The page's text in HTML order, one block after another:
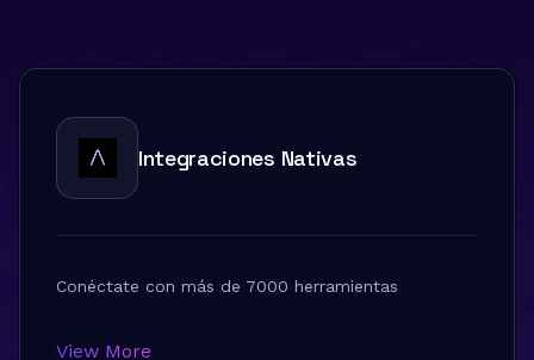
Integraciones Nativas
Conéctate con más de 7000 herramientas
View More